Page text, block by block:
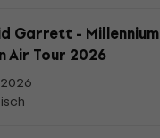
Garrett -
Air Tour 2026